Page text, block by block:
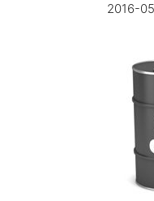
2016-